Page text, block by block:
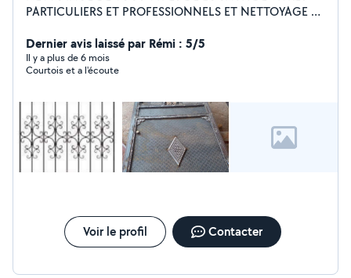
PARTICULIERS ET PROFESSIONNELS ET NETTOYAGE D
DEBARRASSAGE
Dernier avis laissé par Rémi : 5/5
Il y a plus de 6 mois
Courtois et a l'écoute
Voir le profil Contacter